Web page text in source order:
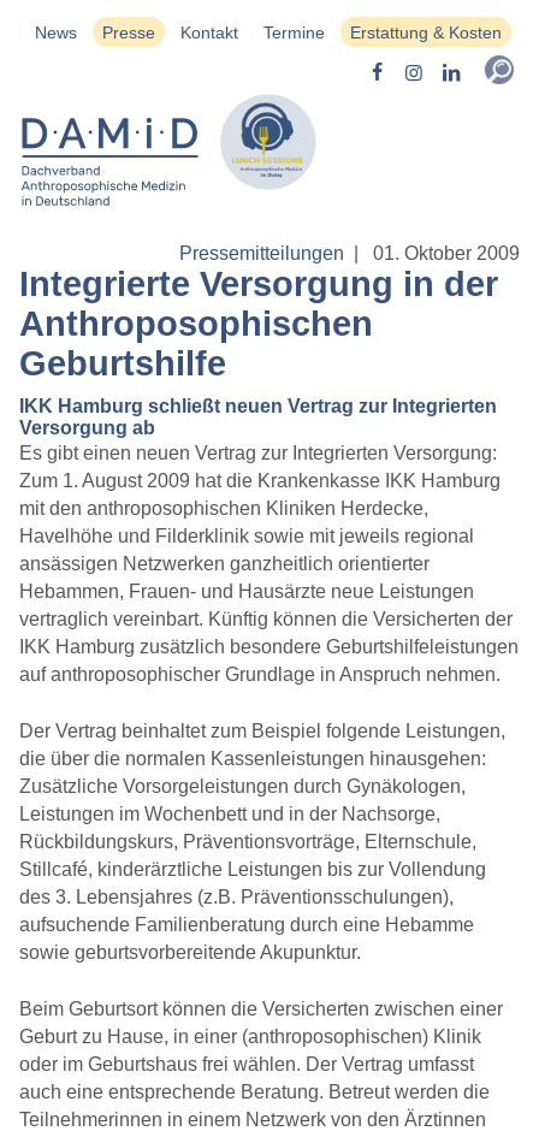
News Presse Kontakt Termine Erstattung & Kosten
Pressemitteilungen |01. Oktober 2009
Integrierte Versorgung in der
Anthroposophischen
Geburtshilfe
IKK Hamburg schließt neuen Vertrag zur Integrierten
Versorgung ab
Es gibt einen neuen Vertrag zur Integrierten Versorgung:
Zum 1. August 2009 hat die Krankenkasse IKK Hamburg
mit den anthroposophischen Kliniken Herdecke,
Havelhöhe und Filderklinik sowie mit jeweils regional
ansässigen Netzwerken ganzheitlich orientierter
Hebammen, Frauen- und Hausärzte neue Leistungen
vertraglich vereinbart. Künftig können die Versicherten der
IKK Hamburg zusätzlich besondere Geburtshilfeleistungen
auf anthroposophischer Grundlage in Anspruch nehmen.
Der Vertrag beinhaltet zum Beispiel folgende Leistungen,
die über die normalen Kassenleistungen hinausgehen:
Zusätzliche Vorsorgeleistungen durch Gynäkologen,
Leistungen im Wochenbett und in der Nachsorge,
Rückbildungskurs, Präventionsvorträge, Elternschule,
Stillcafé, kinderärztliche Leistungen bis zur Vollendung
des 3. Lebensjahres (z.B. Präventionsschulungen),
aufsuchende Familienberatung durch eine Hebamme
sowie geburtsvorbereitende Akupunktur.
Beim Geburtsort können die Versicherten zwischen einer
Geburt zu Hause, in einer (anthroposophischen) Klinik
oder im Geburtshaus frei wählen. Der Vertrag umfasst
auch eine entsprechende Beratung. Betreut werden die
Teilnehmerinnen in einem Netzwerk von den Ärztinnen